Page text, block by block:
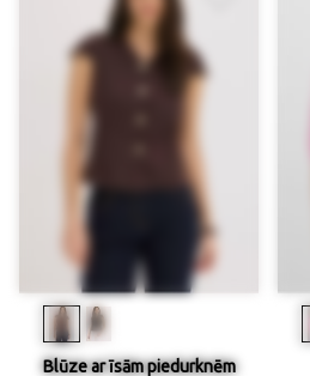
Blūze ar īsām piedurknēm